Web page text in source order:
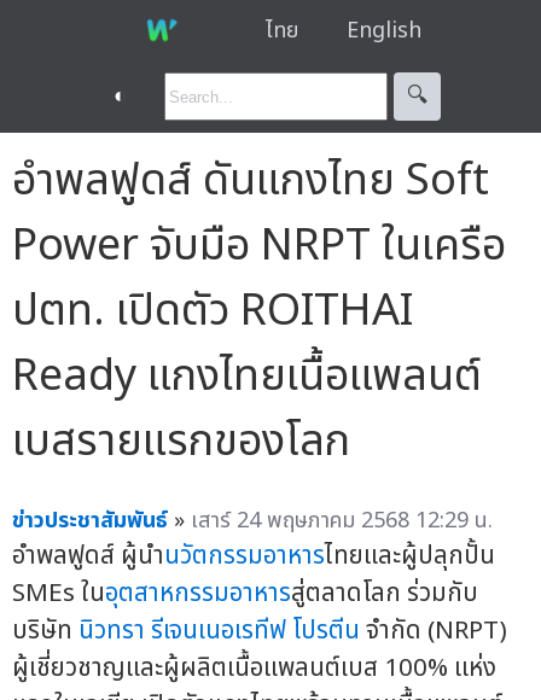
ไทย English
◐ 🔍︎
อำพลฟูดส์ ดันแกงไทย Soft
Power จับมือ NRPT ในเครือ
ปตท. เปิดตัว ROITHAI
Ready แกงไทยเนื้อแพลนต์
เบสรายแรกของโลก
ข่าวประชาสัมพันธ์ » เสาร์ 24 พฤษภาคม 2568 12:29 น.
อำพลฟูดส์ ผู้นำนวัตกรรมอาหารไทยและผู้ปลุกปั้น
SMEs ในอุตสาหกรรมอาหารสู่ตลาดโลก ร่วมกับ
บริษัท นิวทรา รีเจนเนอเรทีฟ โปรตีน จำกัด (NRPT)
ผู้เชี่ยวชาญและผู้ผลิตเนื้อแพลนต์เบส 100% แห่ง